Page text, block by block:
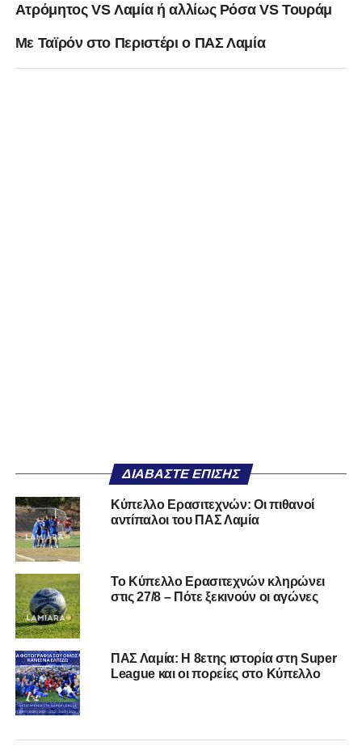
Ατρόμητος VS Λαμία ή αλλίως Ρόσα VS Toυράμ
Με Ταϊρόν στο Περιστέρι ο ΠΑΣ Λαμία
ΔΙΑΒΆΣΤΕ ΕΠΊΣΗΣ
Κύπελλο Ερασιτεχνών: Οι πιθανοί
αντίπαλοι του ΠΑΣ Λαμία
Το Κύπελλο Ερασιτεχνών κληρώνει
στις 27/8 – Πότε ξεκινούν οι αγώνες
ΠΑΣ Λαμία: Η 8ετης ιστορία στη Super
League και οι πορείες στο Κύπελλο